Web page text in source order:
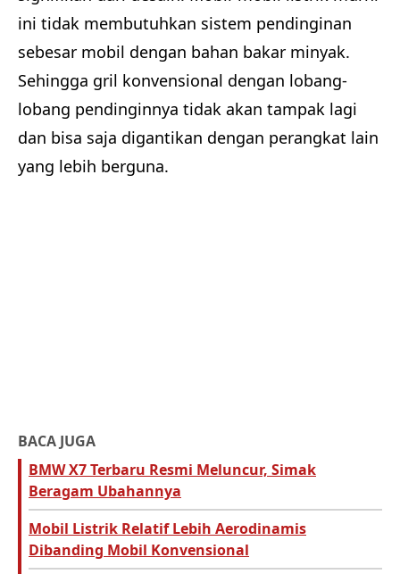
ini tidak membutuhkan sistem pendinginan
sebesar mobil dengan bahan bakar minyak.
Sehingga gril konvensional dengan lobang-
lobang pendinginnya tidak akan tampak lagi
dan bisa saja digantikan dengan perangkat lain
yang lebih berguna.
BACA JUGA
BMW X7 Terbaru Resmi Meluncur, Simak
Beragam Ubahannya
Mobil Listrik Relatif Lebih Aerodinamis
Dibanding Mobil Konvensional